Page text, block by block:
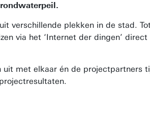
verschillende plekken in de stad.
via het ‘Internet der dingen’
met elkaar én de projectpartners